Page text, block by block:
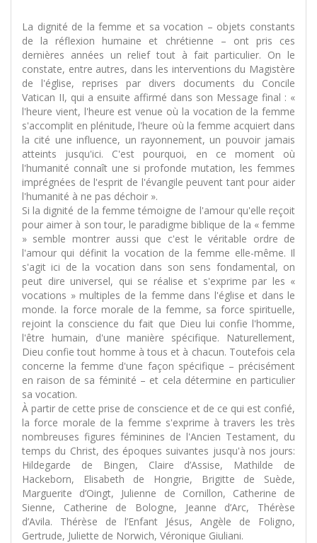
La dignité de la femme et sa vocation – objets constants
de la réflexion humaine et chrétienne – ont pris ces
dernières années un relief tout à fait particulier. On le
constate, entre autres, dans les interventions du Magistère
de l'église, reprises par divers documents du Concile
Vatican II, qui a ensuite affirmé dans son Message final : «
l'heure vient, l'heure est venue où la vocation de la femme
s'accomplit en plénitude, l'heure où la femme acquiert dans
la cité une influence, un rayonnement, un pouvoir jamais
atteints jusqu'ici. C'est pourquoi, en ce moment où
l'humanité connaît une si profonde mutation, les femmes
imprégnées de l'esprit de l'évangile peuvent tant pour aider
l'humanité à ne pas déchoir ».
Si la dignité de la femme témoigne de l'amour qu'elle reçoit
pour aimer à son tour, le paradigme biblique de la « femme
» semble montrer aussi que c'est le véritable ordre de
l'amour qui définit la vocation de la femme elle-même. Il
s'agit ici de la vocation dans son sens fondamental, on
peut dire universel, qui se réalise et s'exprime par les «
vocations » multiples de la femme dans l'église et dans le
monde. la force morale de la femme, sa force spirituelle,
rejoint la conscience du fait que Dieu lui confie l'homme,
l'être humain, d'une manière spécifique. Naturellement,
Dieu confie tout homme à tous et à chacun. Toutefois cela
concerne la femme d'une façon spécifique – précisément
en raison de sa féminité – et cela détermine en particulier
sa vocation.
À partir de cette prise de conscience et de ce qui est confié,
la force morale de la femme s'exprime à travers les très
nombreuses figures féminines de l'Ancien Testament, du
temps du Christ, des époques suivantes jusqu'à nos jours:
Hildegarde de Bingen, Claire d’Assise, Mathilde de
Hackeborn, Elisabeth de Hongrie, Brigitte de Suède,
Marguerite d’Oingt, Julienne de Cornillon, Catherine de
Sienne, Catherine de Bologne, Jeanne d’Arc, Thérèse
d’Avila. Thérèse de l’Enfant Jésus, Angèle de Foligno,
Gertrude, Juliette de Norwich, Véronique Giuliani.